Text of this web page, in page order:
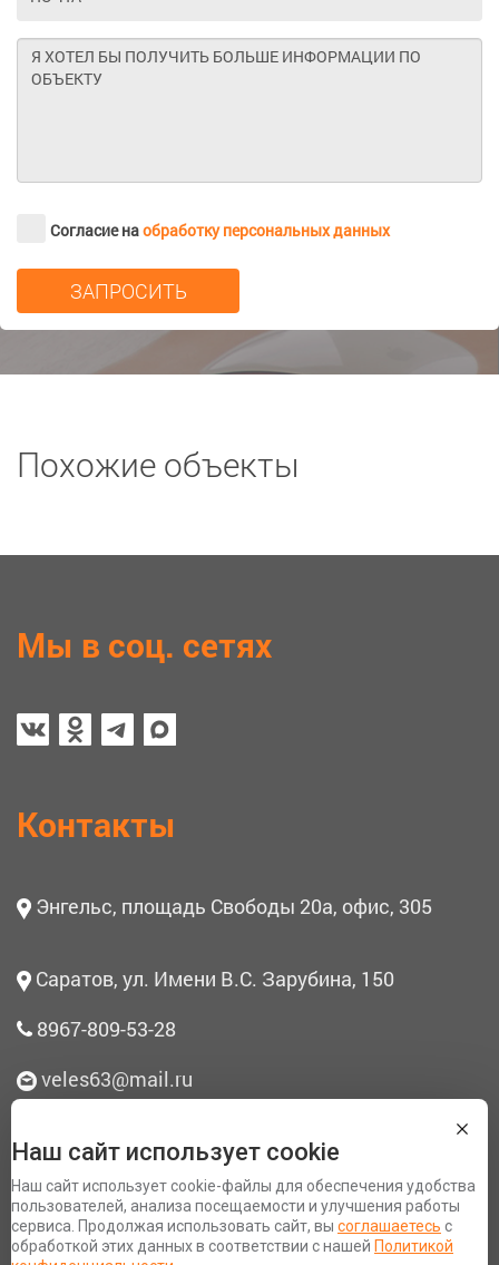
Согласие наобработку персональных данных
Похожие объекты
Мы в соц. сетях
Контакты
Энгельс, площадь Свободы 20а, офис, 305
Саратов, ул. Имени В.С. Зарубина, 150
8967-809-53-28
veles63@mail.ru
О нас
Согласие на обработку персональных данных
Политика конфиденциальности
Наш сайт использует cookie
Наш сайт использует cookie-файлы для обеспечения удобства
пользователей, анализа посещаемости и улучшения работы
сервиса. Продолжая использовать сайт, вы соглашаетесь с
обработкой этих данных в соответствии с нашей Политикой